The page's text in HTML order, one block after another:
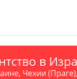
в
Чехии